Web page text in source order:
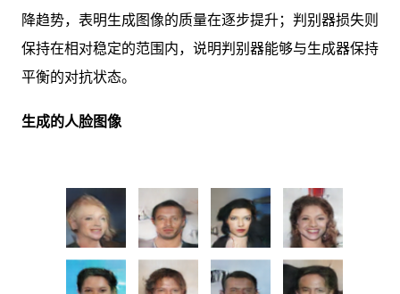
降趋势，表明生成图像的质量在逐步提升；判别器损失则
保持在相对稳定的范围内，说明判别器能够与生成器保持
平衡的对抗状态。
生成的人脸图像